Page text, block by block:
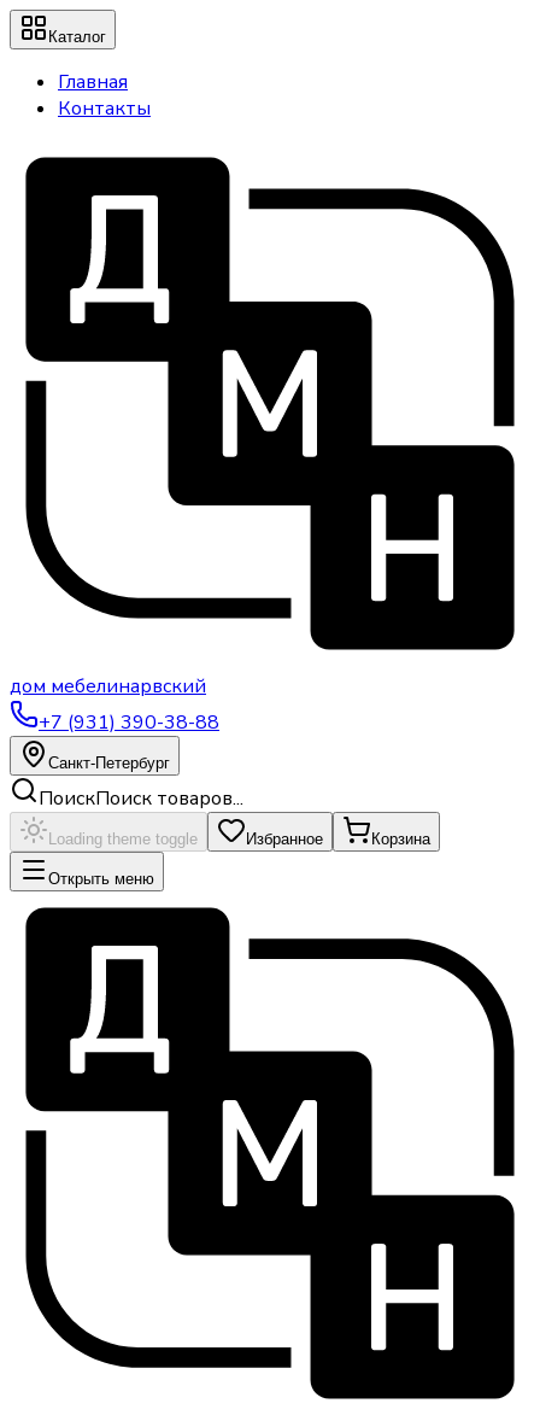
Каталог
Главная
Контакты
дом мебелинарвский
+7 (931) 390-38-88
Санкт-Петербург
ПоискПоиск товаров...
Loading theme toggle Избранное Корзина
Открыть меню